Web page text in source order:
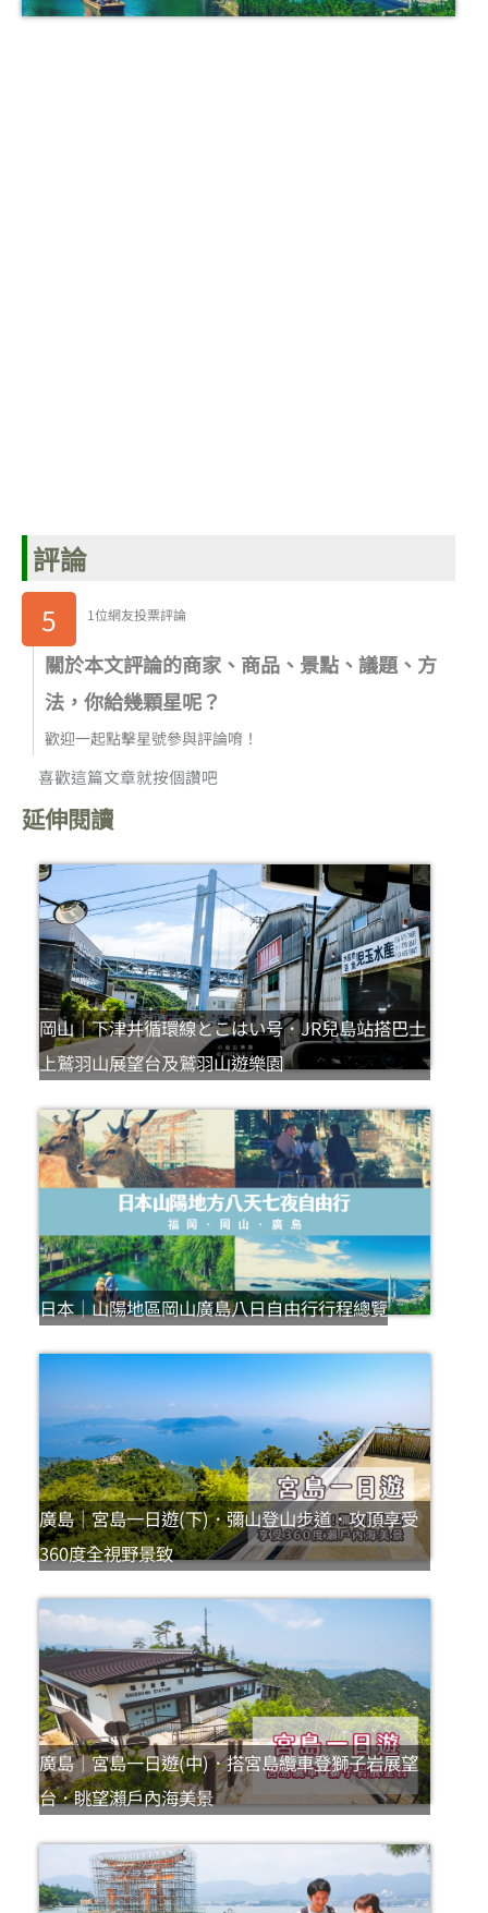
評論
5
1位網友投票評論
關於本文評論的商家、商品、景點、議題、方
法，你給幾顆星呢？
歡迎一起點擊星號參與評論唷！
喜歡這篇文章就按個讚吧
延伸閱讀
岡山｜下津井循環線とこはい号．JR兒島站搭巴士
上鷲羽山展望台及鷲羽山遊樂園
日本｜山陽地區岡山廣島八日自由行行程總覽
廣島｜宮島一日遊(下)．彌山登山步道．攻頂享受
360度全視野景致
廣島｜宮島一日遊(中)．搭宮島纜車登獅子岩展望
台．眺望瀨戶內海美景